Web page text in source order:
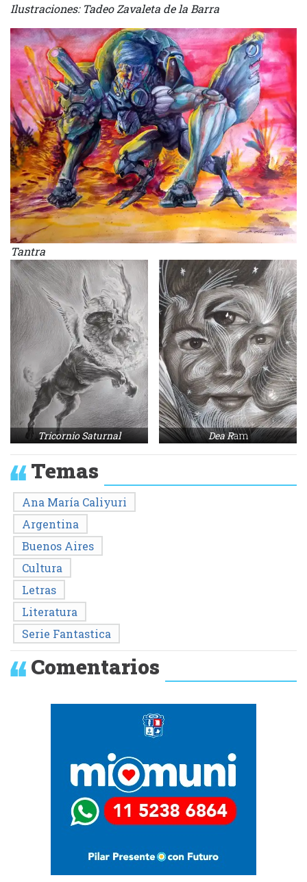
Ilustraciones: Tadeo Zavaleta de la Barra
Tantra
Tricornio Saturnal Dea Ram
Temas
Ana María Caliyuri
Argentina
Buenos Aires
Cultura
Letras
Literatura
Serie Fantastica
Comentarios